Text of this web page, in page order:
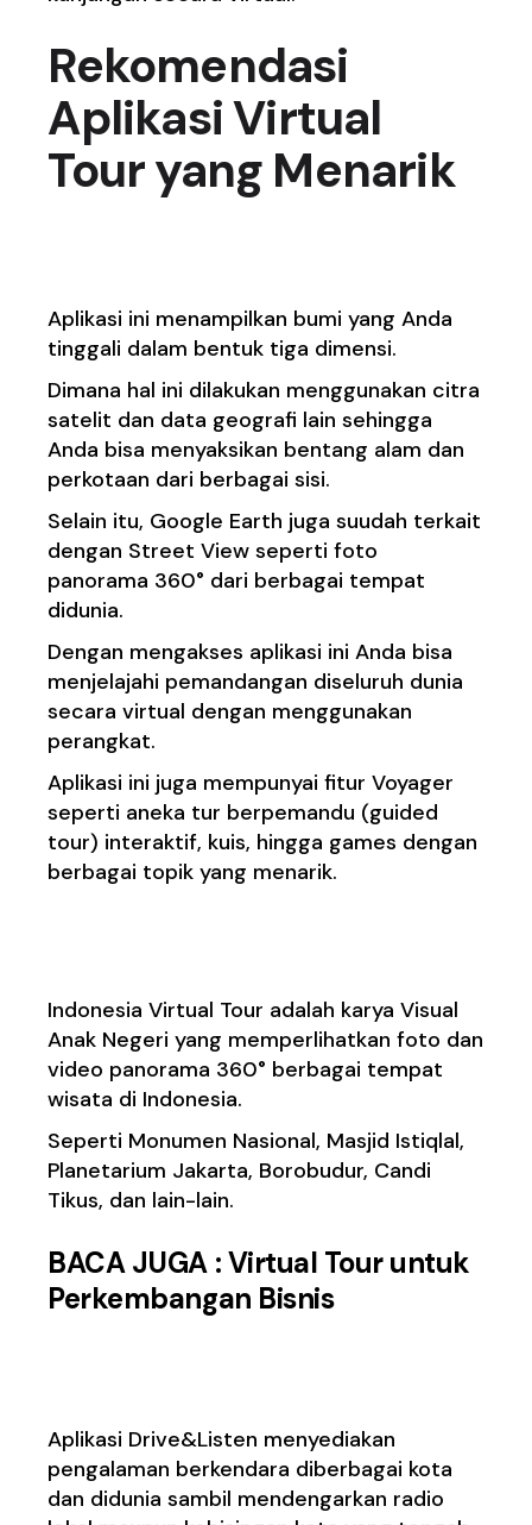
Rekomendasi
Aplikasi Virtual
Touryang Menarik
Aplikasi ini menampilkan bumi yang Anda
tinggali dalam bentuk tiga dimensi.
Dimana hal ini dilakukan menggunakan citra
satelit dan data geografi lain sehingga
Anda bisa menyaksikan bentang alam dan
perkotaan dari berbagai sisi.
Selain itu, Google Earth juga suudah terkait
dengan Street View seperti foto
panorama 360° dari berbagai tempat
didunia.
Dengan mengakses aplikasi ini Anda bisa
menjelajahi pemandangan diseluruh dunia
secara virtual dengan menggunakan
perangkat.
Aplikasi ini juga mempunyai fitur Voyager
seperti aneka tur berpemandu (guided
tour) interaktif, kuis, hingga games dengan
berbagai topik yang menarik.
Indonesia Virtual Tour adalah karya Visual
Anak Negeri yang memperlihatkan foto dan
video panorama 360° berbagai tempat
wisata di Indonesia.
Seperti Monumen Nasional, Masjid Istiqlal,
Planetarium Jakarta, Borobudur, Candi
Tikus, dan lain-lain.
BACA JUGA :Virtual Tour untuk
Perkembangan Bisnis
Aplikasi Drive&Listen menyediakan
pengalaman berkendara diberbagai kota
dan didunia sambil mendengarkan radio